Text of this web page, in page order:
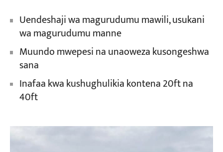
Uendeshaji wa magurudumu mawili, usukani
wa magurudumu manne
Muundo mwepesi na unaoweza kusongeshwa
sana
Inafaa kwa kushughulikia kontena 20ft na
40ft